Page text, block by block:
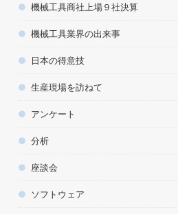
機械工具商社上場９社決算
機械工具業界の出来事
日本の得意技
生産現場を訪ねて
アンケート
分析
座談会
ソフトウェア